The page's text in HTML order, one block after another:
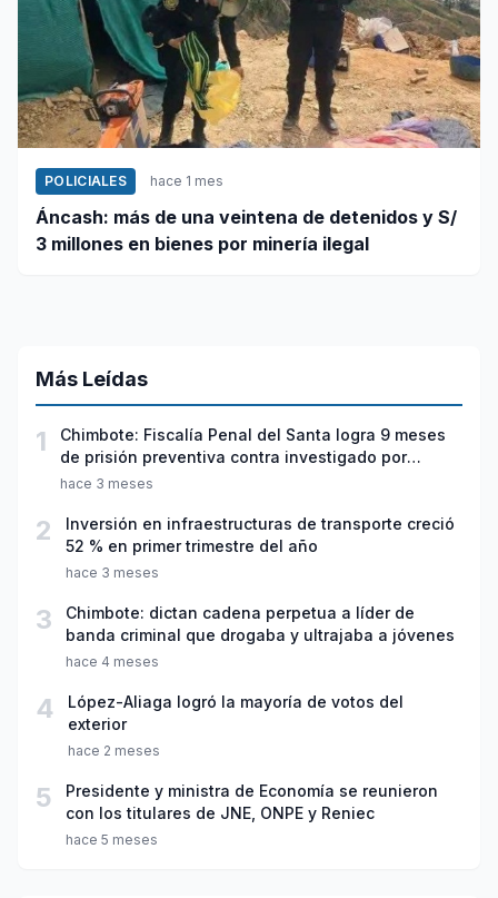
POLICIALES hace 1 mes
Áncash: más de una veintena de detenidos y S/
3 millones en bienes por minería ilegal
Más Leídas
1
Chimbote: Fiscalía Penal del Santa logra 9 meses
de prisión preventiva contra investigado por
violación sexual y tentativa de feminicidio
hace 3 meses
2
Inversión en infraestructuras de transporte creció
52 % en primer trimestre del año
hace 3 meses
3
Chimbote: dictan cadena perpetua a líder de
banda criminal que drogaba y ultrajaba a jóvenes
hace 4 meses
4
López-Aliaga logró la mayoría de votos del
exterior
hace 2 meses
5
Presidente y ministra de Economía se reunieron
con los titulares de JNE, ONPE y Reniec
hace 5 meses